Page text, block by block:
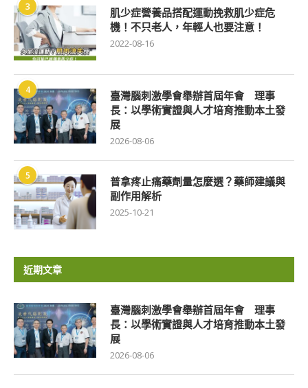
3
肌少症營養品搭配運動挽救肌少症危
機！不只老人，年輕人也要注意！
2022-08-16
4
臺灣腦刺激學會舉辦首屆年會 理事
長：以學術實證與人才培育推動本土發
展
2026-08-06
5
普拿疼止痛藥劑量怎麼選？藥師建議與
副作用解析
2025-10-21
近期文章
臺灣腦刺激學會舉辦首屆年會 理事
長：以學術實證與人才培育推動本土發
展
2026-08-06